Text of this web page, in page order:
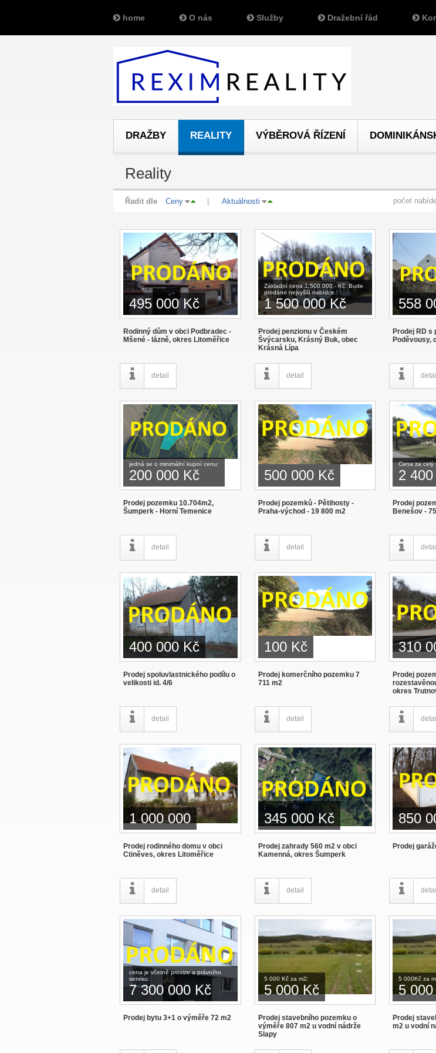
Reality
Řadit dle Ceny Aktuálnosti počet
495 000 Kč
Rodinný dům v obci Podbradec -
Mšené - lázně, okres Litoměřice
detail
Základní cena 1.500.000,- Kč. Bude
prodáno nejvyšší nabídce.:
1 500 000 Kč
Prodej penzionu v Českém
Švýcarsku, Krásný Buk, obec
Krásná Lípa
detail
558
Prodej RD s
Poděvousy,
detail
jedná se o minimální kupní cenu:
200 000 Kč
Prodej pozemku 10.704m2,
Šumperk - Horní Temenice
detail
500 000 Kč
Prodej pozemků - Pětihosty -
Praha-východ - 19 800 m2
detail
Cena za celý
2
Prodej
Benešov -
detail
400 000 Kč
Prodej spoluvlastnického podílu o
velikosti id. 4/6
detail
100 Kč
Prodej komerčního pozemku 7
711 m2
detail
310
Prodej
okres
detail
1 000 000
Prodej rodinného domu v obci
Ctiněves, okres Litoměřice
detail
:
345 000 Kč
Prodej zahrady 560 m2 v obci
Kamenná, okres Šumperk
detail
850
Prodej
detail
cena je včetně provize a právního
servisu:
7 300 000 Kč
Prodej bytu 3+1 o výměře 72 m2
5 000 Kč za m2:
5 000 Kč
Prodej stavebního pozemku o
výměře 807 m2 u vodní nádrže
Slapy
5 000Kč za
5
Prodej
m2 u vodní
DRAŽBY REALITY VÝBĚROVÁ ŘÍZENÍ
home O nás Služby Dražební řád